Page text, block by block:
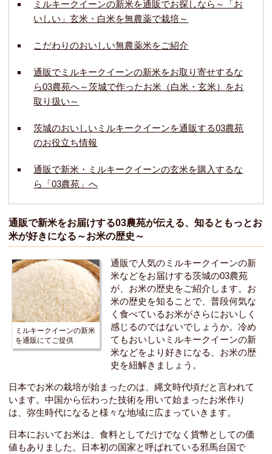
ミルキークイーンの新米を通販でお探しなら～「お
いしい」玄米・白米を無農薬で栽培～
こだわりのおいしい無農薬米をご紹介
通販でミルキークイーンの新米をお取り寄せするな
ら03農苑へ～茨城で作ったお米（白米・玄米）をお
取り扱い～
茨城のおいしいミルキークイーンを通販する03農苑
のお役立ち情報
通販で新米・ミルキークイーンの玄米を購入するな
ら「03農苑」へ
通販で新米をお届けする03農苑が伝える、知るともっとお
米が好きになる～お米の歴史～
ミルキークイーンの新米
を通販にてご提供
通販で人気のミルキークイーンの新
米などをお届けする茨城の03農苑
が、お米の歴史をご紹介します。お
米の歴史を知ることで、普段何気な
く食べているお米がさらにおいしく
感じるのではないでしょうか。冷め
てもおいしいミルキークイーンの新
米などをより好きになる、お米の歴
史を紐解きましょう。
日本でお米の栽培が始まったのは、縄文時代頃だと言われて
います。中国から伝わった技術を用いて始まったお米作り
は、弥生時代になると様々な地域に広まっていきます。
日本においてお米は、食料としてだけでなく貨幣としての価
値もありました。日本初の国家と呼ばれている邪馬台国で